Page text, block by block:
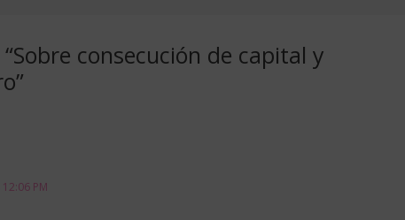
consecución de capital y
12:06 PM